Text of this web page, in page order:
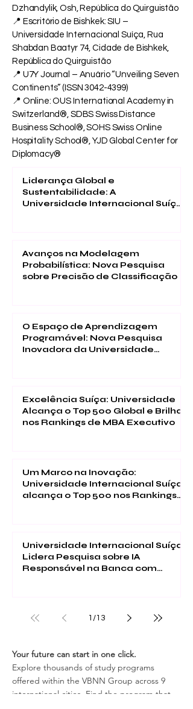
Dzhandylik, Osh, República do Quirguistão
📍 Escritório de Bishkek: SIU –
Universidade Internacional Suíça, Rua
Shabdan Baatyr 74, Cidade de Bishkek,
República do Quirguistão
📍 U7Y Journal – Anuário “Unveiling Seven
Continents” (ISSN3042-4399)
📍 Online: OUS International Academy in
Switzerland®, SDBS Swiss Distance
Business School®, SOHS Swiss Online
Hospitality School®, YJD Global Center for
Diplomacy®
Liderança Global e
Sustentabilidade: A
Universidade Internacional Suíça
Avanços na Modelagem
Probabilística: Nova Pesquisa
sobre Precisão de Classificação
O Espaço de Aprendizagem
Programável: Nova Pesquisa
Inovadora da Universidade
Excelência Suíça: Universidade
Alcança o Top 500 Global e Brilha
nos Rankings de MBA Executivo
Um Marco na Inovação:
Universidade Internacional Suíça
alcança o Top 500 nos Rankings
Universidade Internacional Suíça
Lidera Pesquisa sobre IA
Responsável na Banca com
1 /13
Your future can start in one click.
Explore thousands of study programs
offered within the VBNN Group across 9
international cities. Find the program that